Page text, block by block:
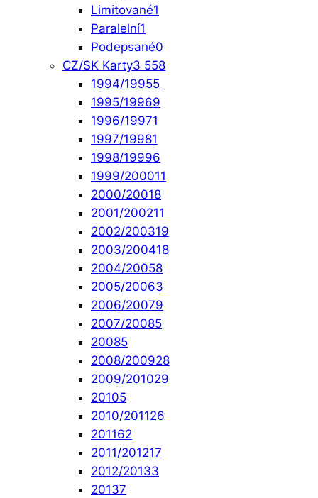
Limitované1
Paralelní1
Podepsané0
CZ/SK Karty3 558
1994/19955
1995/19969
1996/19971
1997/19981
1998/19996
1999/200011
2000/20018
2001/200211
2002/200319
2003/200418
2004/20058
2005/20063
2006/20079
2007/20085
20085
2008/200928
2009/201029
20105
2010/201126
201162
2011/201217
2012/20133
20137